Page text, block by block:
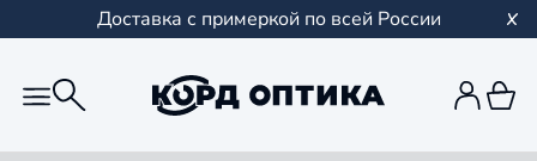
Доставка с примеркой по всей России